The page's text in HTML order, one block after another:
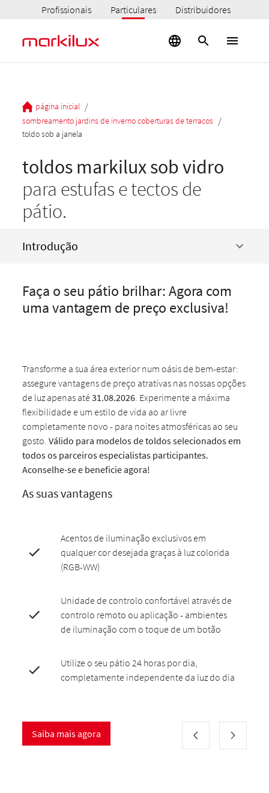
Profissionais Particulares Distribuidores
página inicial /
sombreamento jardins de inverno coberturas de terracos /
toldo sob a janela
toldos markilux sob vidro
para estufas e tectos de
pátio.
Introdução
Faça o seu pátio brilhar: Agora com
uma vantagem de preço exclusiva!
Transforme a sua área exterior num oásis de bem-estar:
assegure vantagens de preço atrativas nas nossas opções
de luz apenas até31.08.2026. Experimente a máxima
flexibilidade e um estilo de vida ao ar livre
completamente novo - para noites atmosféricas ao seu
gosto.Válido para modelos de toldos selecionados em
todos os parceiros especialistas participantes.
Aconselhe-se e beneficie agora!
As suas vantagens
Acentos de iluminação exclusivos em
qualquer cor desejada graças à luz colorida
(RGB-WW)
Unidade de controlo confortável através de
controlo remoto ou aplicação - ambientes
de iluminação com o toque de um botão
Utilize o seu pátio 24 horas por dia,
completamente independente da luz do dia
Saiba mais agora